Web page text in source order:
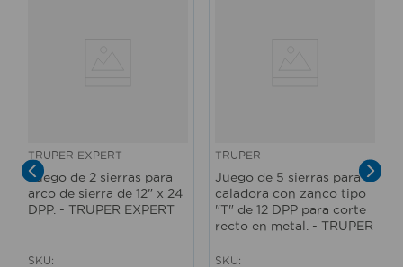
TRUPER EXPERT
Juego de 2 sierras para
arco de sierra de 12" x 24
DPP. - TRUPER EXPERT
SKU:
TRUPER
Juego de 5 sierras para
caladora con zanco tipo
"T" de 12 DPP para corte
recto en metal. - TRUPER
SKU: